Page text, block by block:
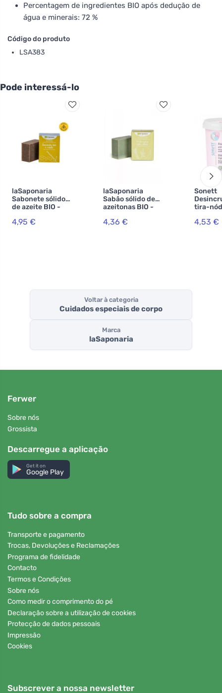
Percentagem de ingredientes BIO após dedução de
água e minerais: 72 %
Código do produto
LSA383
Pode interessá-lo
laSaponaria
Sabonete sólido
de azeite BIO -
(100 g) -
4,95 €
laSaponaria
Sabão sólido de
azeitonas BIO -
mediterrânicas
4,36 €
Sonett
tira-
4,53 €
Voltar à categoria
Cuidados especiais de corpo
Marca
laSaponaria
Ferwer
Sobre nós
Grossista
Descarregue a aplicação
Get it on
Google Play
Tudo sobre a compra
Transporte e pagamento
Trocas, Devoluções e Reclamações
Programa de fidelidade
Contacto
Termos e Condições
Sobre nós
Como medir o comprimento do pé
Declaração sobre a utilização de cookies
Protecção de dados pessoais
Impressão
Cookies
Subscrever a nossa newsletter